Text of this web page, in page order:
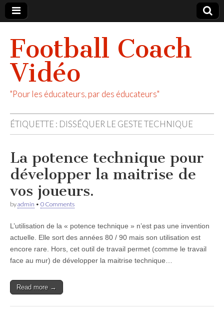
Football Coach
Vidéo
"Pour les éducateurs, par des éducateurs"
ÉTIQUETTE : DISSÉQUER LE GESTE TECHNIQUE
La potence technique pour
développer la maitrise de
vos joueurs.
byadmin • 0 Comments
L’utilisation de la « potence technique » n’est pas une invention
actuelle. Elle sort des années 80 / 90 mais son utilisation est
encore rare. Hors, cet outil de travail permet (comme le travail
face au mur) de développer la maitrise technique…
Read more →